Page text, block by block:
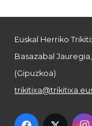
Euskal Herriko
Basazabal
(Gipuzkoa)